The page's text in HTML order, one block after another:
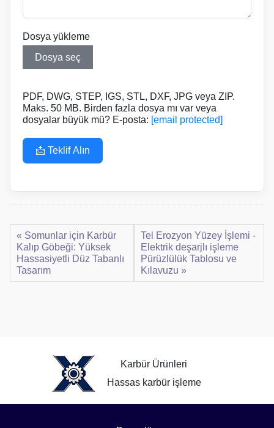
Dosya yükleme
Dosya seç
PDF, DWG, STEP, IGS, STL, DXF, JPG veya ZIP.
Maks. 50 MB. Birden fazla dosya mı var veya
dosyalar büyük mü? E-posta: [email protected]
📩 Teklif Alın
« Somunlar için Karbür
Kalıp Göbeği: Yüksek
Hassasiyetli Düz Tabanlı
Tasarım
Tel Erozyon Yüzey İşlemi -
Elektrik deşarjlı işleme
Pürüzlülük Tablosu ve
Kılavuzu »
Karbür Ürünleri
Hassas karbür işleme